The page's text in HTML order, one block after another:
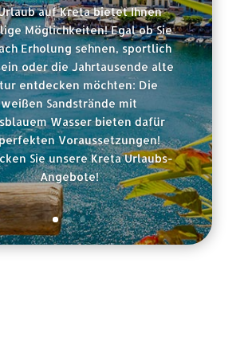
auf Kreta bietet Ihnen
Möglichkeiten! Egal ob Sie
Erholung sehnen, sportlich
oder die Jahrtausende alte
entdecken möchten: Die
weißen Sandstrände mit
Wasser bieten dafür
Voraussetzungen!
Sie unsere Kreta Urlaubs-
Angebote!